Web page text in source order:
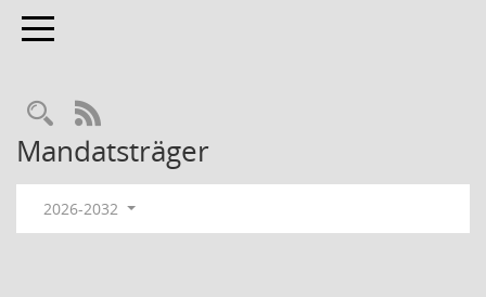
Toggle navigation
RSS-Feed
Mandatsträger
2026-2032